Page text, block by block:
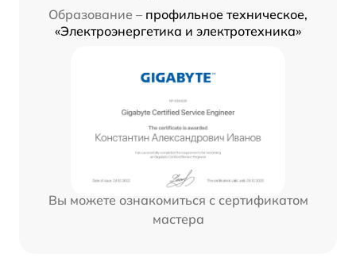
Образование – профильное техническое,
«Электроэнергетика и электротехника»
Вы можете ознакомиться с сертификатом
мастера